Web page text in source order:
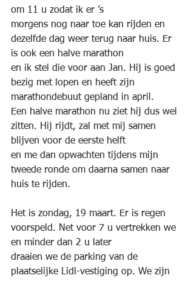
om 11 u zodat ik er ’s
morgens nog naar toe kan rijden en
dezelfde dag weer terug naar huis. Er
is ook een halve marathon
en ik stel die voor aan Jan. Hij is goed
bezig met lopen en heeft zijn
marathondebuut gepland in april.
Een halve marathon nu ziet hij dus wel
zitten. Hij rijdt, zal met mij samen
blijven voor de eerste helft
en me dan opwachten tijdens mijn
tweede ronde om daarna samen naar
huis te rijden.
Het is zondag, 19 maart. Er is regen
voorspeld. Net voor 7 u vertrekken we
en minder dan 2 u later
draaien we de parking van de
plaatselijke Lidl-vestiging op. We zijn